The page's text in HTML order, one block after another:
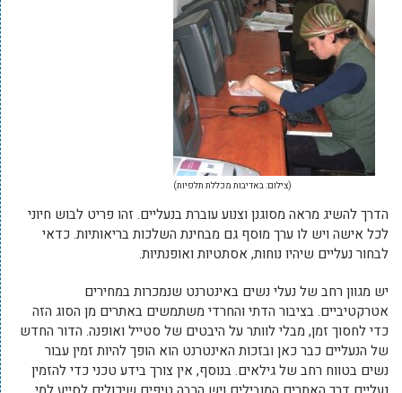
(צילום: באדיבות מכללת תלפיות)
הדרך להשיג מראה מסוגנן וצנוע עוברת בנעליים. זהו פריט לבוש חיוני
לכל אישה ויש לו ערך מוסף גם מבחינת השלכות בריאותיות. כדאי
לבחור נעליים שיהיו נוחות, אסתטיות ואופנתיות.
יש מגוון רחב של נעלי נשים באינטרנט שנמכרות במחירים
אטרקטיביים. בציבור הדתי והחרדי משתמשים באתרים מן הסוג הזה
כדי לחסוך זמן, מבלי לוותר על היבטים של סטייל ואופנה. הדור החדש
של הנעליים כבר כאן ובזכות האינטרנט הוא הופך להיות זמין עבור
נשים בטווח רחב של גילאים. בנוסף, אין צורך בידע טכני כדי להזמין